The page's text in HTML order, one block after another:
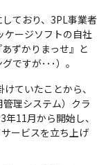
ており、3PL事業者
ケージソフトの自社
ずかりまっせ』と
ですが･･･）。
ていたことから、
理システム）クラ
11月から開始し、
ービスを立ち上げ